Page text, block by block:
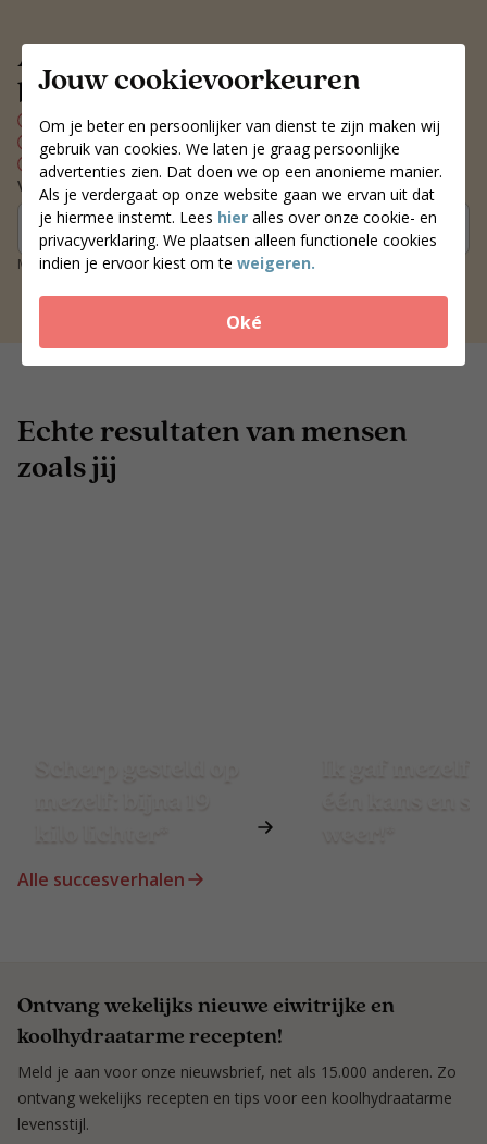
Jouw cookievoorkeuren
Om je beter en persoonlijker van dienst te zijn maken wij
gebruik van cookies. We laten je graag persoonlijke
advertenties zien. Dat doen we op een anonieme manier.
Als je verdergaat op onze website gaan we ervan uit dat
je hiermee instemt. Lees hier alles over onze cookie- en
privacyverklaring. We plaatsen alleen functionele cookies
indien je ervoor kiest om te weigeren.
Oké
Altijd een voedingscoach
bij jou in de buurt
Persoonlijk voedingsplan
Wekelijks contact met je coach
Blijvend resultaat
Vind een coach bij jou in de buurt
Zoek coaches
Meer dan 250 locaties door heel Nederland
Echte resultaten van mensen
zoals jij
Alle succesverhalen
Ontvang wekelijks nieuwe eiwitrijke en
koolhydraatarme recepten!
Meld je aan voor onze nieuwsbrief, net als 15.000 anderen. Zo
ontvang wekelijks recepten en tips voor een koolhydraatarme
levensstijl.